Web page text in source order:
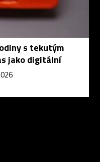
s tekutým
jako digitální